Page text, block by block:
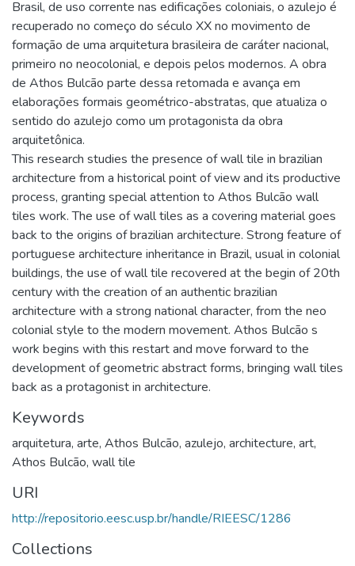
Brasil, de uso corrente nas edificações coloniais, o azulejo é
recuperado no começo do século XX no movimento de
formação de uma arquitetura brasileira de caráter nacional,
primeiro no neocolonial, e depois pelos modernos. A obra
de Athos Bulcão parte dessa retomada e avança em
elaborações formais geométrico-abstratas, que atualiza o
sentido do azulejo como um protagonista da obra
arquitetônica.
This research studies the presence of wall tile in brazilian
architecture from a historical point of view and its productive
process, granting special attention to Athos Bulcão wall
tiles work. The use of wall tiles as a covering material goes
back to the origins of brazilian architecture. Strong feature of
portuguese architecture inheritance in Brazil, usual in colonial
buildings, the use of wall tile recovered at the begin of 20th
century with the creation of an authentic brazilian
architecture with a strong national character, from the neo
colonial style to the modern movement. Athos Bulcão s
work begins with this restart and move forward to the
development of geometric abstract forms, bringing wall tiles
back as a protagonist in architecture.
Keywords
arquitetura, arte, Athos Bulcão, azulejo, architecture, art,
Athos Bulcão, wall tile
URI
http://repositorio.eesc.usp.br/handle/RIEESC/1286
Collections